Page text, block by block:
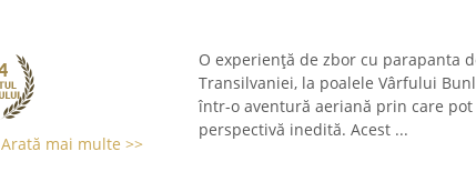
Arată mai multe >>
O experiență de zbor cu parapanta
Transilvaniei, la poalele Vârfului
într-o aventură aeriană prin care
perspectivă inedită. Acest ...